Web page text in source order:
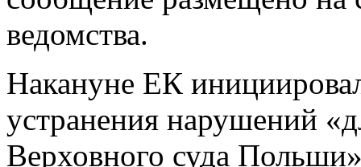
ведомства.
Накануне ЕК
устранения нарушений
Верховного суда